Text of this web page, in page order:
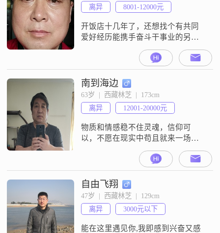
离异
8001-12000元
开饭店十几年了，还想找个有共同
爱好经历能携手奋斗干事业的另一
南到海边
63岁  |  西藏林芝  |  173cm
离异
12001-20000元
物质和情感稳不住灵魂，信仰可
以，不愿在现实中苟且就来一场触
及灵魂的旅行，到达诗与远方
自由飞翔
47岁  |  西藏林芝  |  129cm
离异
3000元以下
能在这里遇见你,我即感到兴奋又感